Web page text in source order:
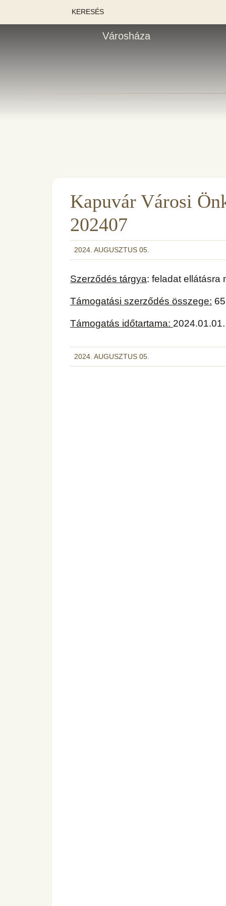
KERESÉS
Városháza
Kapuvár Városi
202407
2024. AUGUSZTUS 05.
Szerződés tárgya: feladat ellátásra
Támogatási szerződés összege:
Támogatás időtartama:
2024. AUGUSZTUS 05.